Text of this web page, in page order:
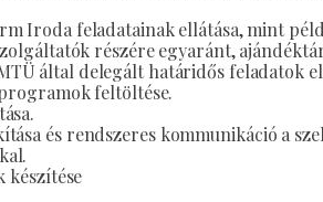
Iroda feladatainak ellátása, mint
részére egyaránt,
által delegált határidős feladatok
feltöltése.
és rendszeres kommunikáció a
készítése